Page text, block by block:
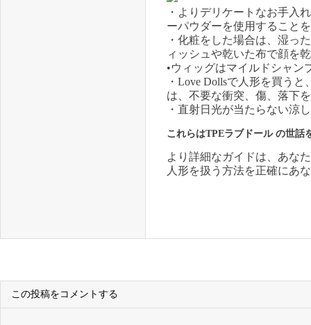
・よりデリケートなお手入
ーパウダーを使用すること
・化粧をした場合は、湿っ
ィッシュや乾いた布で顔を
•ウィッグはマイルドシャン
・Love Dollsで人形を買う
は、不要な衝突、傷、落下
・直射日光が当たらない涼
これらはTPEラブドールの世話
より詳細なガイドは、あな
人形を扱う方法を正確にあ
この投稿をコメントする